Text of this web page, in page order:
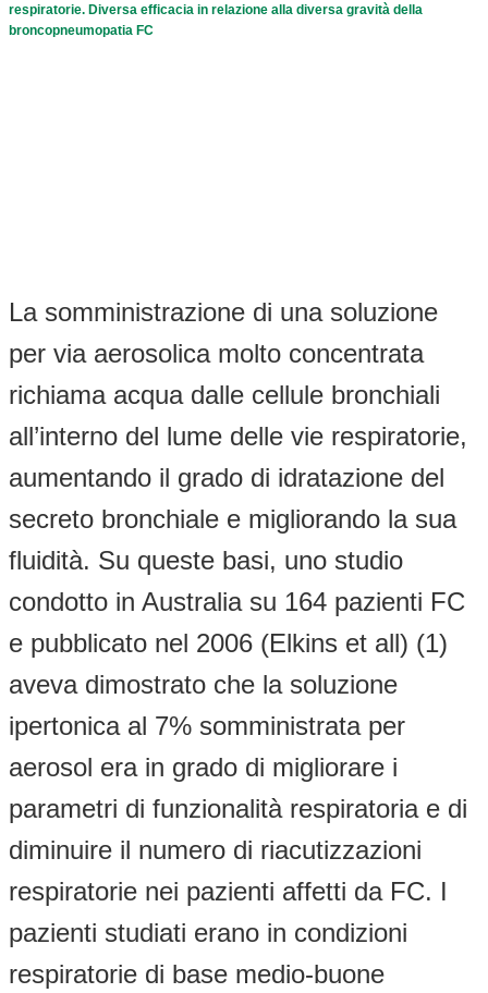
respiratorie. Diversa efficacia in relazione alla diversa gravità della
broncopneumopatia FC
La somministrazione di una soluzione
per via aerosolica molto concentrata
richiama acqua dalle cellule bronchiali
all’interno del lume delle vie respiratorie,
aumentando il grado di idratazione del
secreto bronchiale e migliorando la sua
fluidità. Su queste basi, uno studio
condotto in Australia su 164 pazienti FC
e pubblicato nel 2006 (Elkins et all) (1)
aveva dimostrato che la soluzione
ipertonica al 7% somministrata per
aerosol era in grado di migliorare i
parametri di funzionalità respiratoria e di
diminuire il numero di riacutizzazioni
respiratorie nei pazienti affetti da FC. I
pazienti studiati erano in condizioni
respiratorie di base medio-buone